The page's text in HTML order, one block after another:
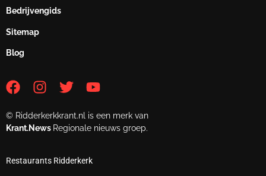
Bedrijvengids
Sitemap
Blog
© Ridderkerkkrant.nl is een merk van
Krant.News Regionale nieuws groep.
Restaurants Ridderkerk